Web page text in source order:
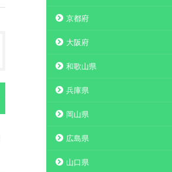
京都府
大阪府
和歌山県
兵庫県
岡山県
広島県
山口県